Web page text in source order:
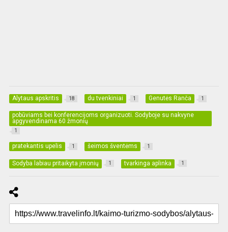
Alytaus apskritis 18 du tvenkiniai 1 Genutės Ranča 1
pobūviams bei konferencijoms organizuoti. Sodyboje su nakvyne
apgyvendinama 60 žmonių
1
pratekantis upelis 1 šeimos šventėms 1
Sodyba labiau pritaikyta įmonių 1 tvarkinga aplinka 1